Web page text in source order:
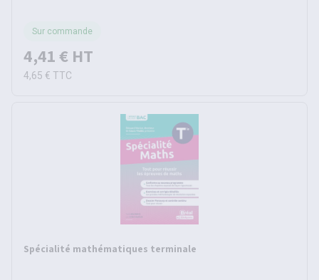
Sur commande
4,41 € HT
4,65 € TTC
Spécialité mathématiques terminale